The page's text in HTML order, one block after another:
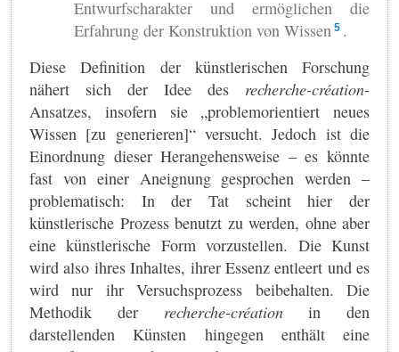
Entwurfscharakter und ermöglichen die
Erfahrung der Konstruktion von Wissen 5 .
Diese Definition der künstlerischen Forschung
nähert sich der Idee des recherche-création-
Ansatzes, insofern sie „problemorientiert neues
Wissen [zu generieren]“ versucht. Jedoch ist die
Einordnung dieser Herangehensweise – es könnte
fast von einer Aneignung gesprochen werden –
problematisch: In der Tat scheint hier der
künstlerische Prozess benutzt zu werden, ohne aber
eine künstlerische Form vorzustellen. Die Kunst
wird also ihres Inhaltes, ihrer Essenz entleert und es
wird nur ihr Versuchsprozess beibehalten. Die
Methodik der recherche-créationin den
darstellenden Künsten hingegen enthält eine